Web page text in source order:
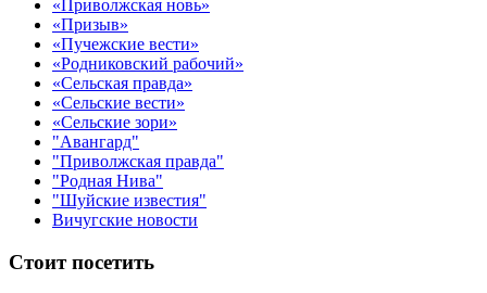
«Приволжская новь»
«Призыв»
«Пучежские вести»
«Родниковский рабочий»
«Сельская правда»
«Сельские вести»
«Сельские зори»
"Авангард"
"Приволжская правда"
"Родная Нива"
"Шуйские известия"
Вичугские новости
Стоит посетить